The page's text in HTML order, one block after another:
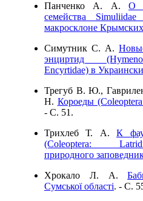
Панченко А. А.О
семейства
макросклоне
Симутник С. А.
энциртид
Encyrtidae) в
Трегуб В. Ю.,
Н. Короеды
- C. 51.
Трихлеб Т. А.К
(Coleoptera:
природного
Хрокало Л. А.
Сумської області. - C.